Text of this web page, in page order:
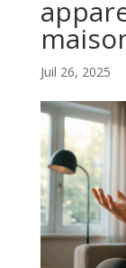
Juil 26, 2025